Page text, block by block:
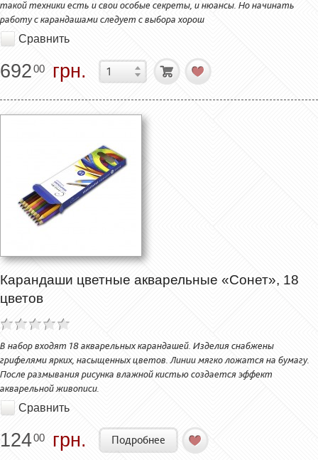
такой техники есть и свои особые секреты, и нюансы. Но начинать
работу с карандашами следует с выбора хорош
Сравнить
69200 грн.
Карандаши цветные акварельные «Сонет», 18
цветов
В набор входят 18 акварельных карандашей. Изделия снабжены
грифелями ярких, насыщенных цветов. Линии мягко ложатся на бумагу.
После размывания рисунка влажной кистью создается эффект
акварельной живописи.
Сравнить
12400 грн. Подробнее